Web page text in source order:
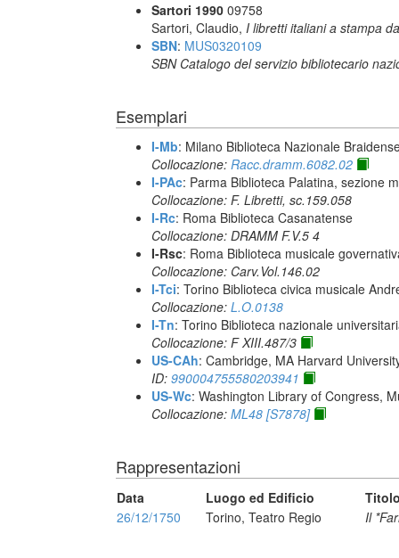
Sartori 1990 09758
Sartori, Claudio, I libretti italiani a stampa
SBN: MUS0320109
SBN Catalogo del servizio bibliotecario
Esemplari
I-Mb: Milano Biblioteca Nazionale
Collocazione: Racc.dramm.6082.02
I-PAc: Parma Biblioteca Palatina, sezione
Collocazione: F. Libretti, sc.159.058
I-Rc: Roma Biblioteca Casanatense
Collocazione: DRAMM F.V.5 4
I-Rsc: Roma Biblioteca musicale
Collocazione: Carv.Vol.146.02
I-Tci: Torino Biblioteca civica musicale
Collocazione: L.O.0138
I-Tn: Torino Biblioteca nazionale
Collocazione: F XIII.487/3
US-CAh: Cambridge, MA Harvard
ID: 990004755580203941
US-Wc: Washington Library of Congress,
Collocazione: ML48 [S7878]
Rappresentazioni
Data Luogo ed Edificio
26/12/1750
Torino, Teatro Regio Il